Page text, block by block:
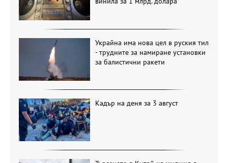
Украйна има нова цел в руския тил
- трудните за намиране установки
за балистични ракети
Кадър на деня за 3 август